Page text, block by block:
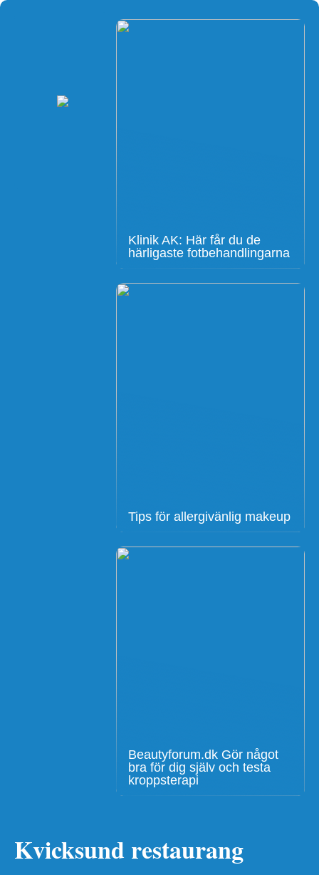
Klinik AK: Här får du de
härligaste fotbehandlingarna
Tips för allergivänlig makeup
Beautyforum.dk Gör något
bra för dig själv och testa
kroppsterapi
Kvicksund restaurang